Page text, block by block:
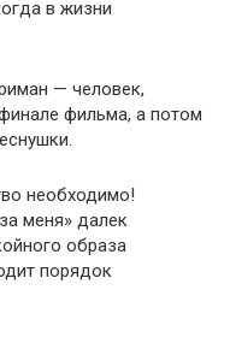
в жизни
— человек,
фильма, а потом
необходимо!
меня» далек
образа
порядок